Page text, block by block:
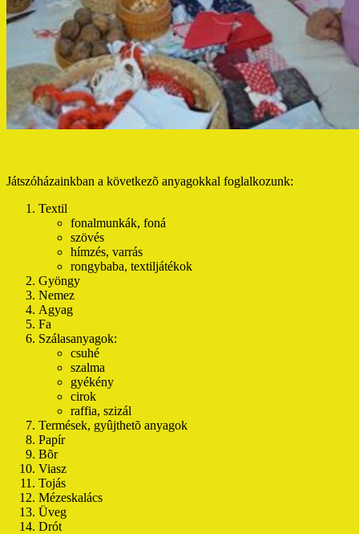
Játszóházainkban a következõ anyagokkal foglalkozunk:
Textil
fonalmunkák, foná
szövés
hímzés, varrás
rongybaba, textiljátékok
Gyöngy
Nemez
Agyag
Fa
Szálasanyagok:
csuhé
szalma
gyékény
cirok
raffia, szizál
Termések, gyûjthetõ anyagok
Papír
Bõr
Viasz
Tojás
Mézeskalács
Üveg
Drót